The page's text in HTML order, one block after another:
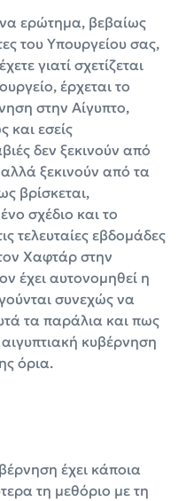
ερώτημα, βεβαίως
του Υπουργείου σας,
γιατί σχετίζεται
έρχεται το
στην Αίγυπτο,
και εσείς
δεν ξεκινούν από
ξεκινούν από τα
βρίσκεται,
σχέδιο και το
τελευταίες εβδομάδες
Χαφτάρ στην
έχει αυτονομηθεί η
συνεχώς να
τα παράλια και πως
κυβέρνηση
όρια.
έχει κάποια
τη μεθόριο με τη